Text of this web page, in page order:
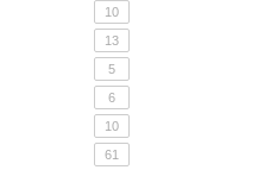
10
13
5
6
10
61